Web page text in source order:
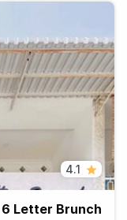
4.1
6 Letter Brunch